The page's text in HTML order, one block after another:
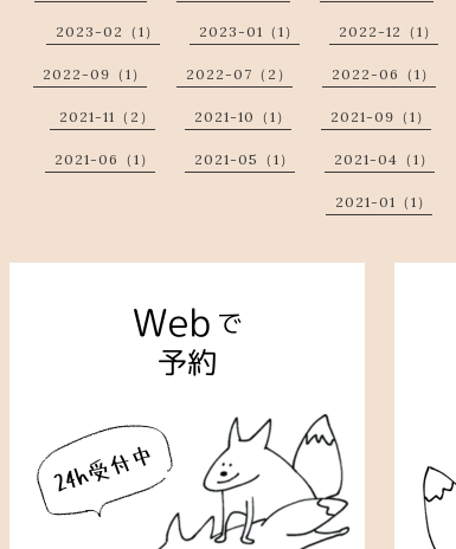
2023-02（1） 2023-01（1） 2022-12（1）
2022-09（1） 2022-07（2） 2022-06（1）
2021-11（2） 2021-10（1） 2021-09（1）
2021-06（1） 2021-05（1） 2021-04（1）
2021-01（1）